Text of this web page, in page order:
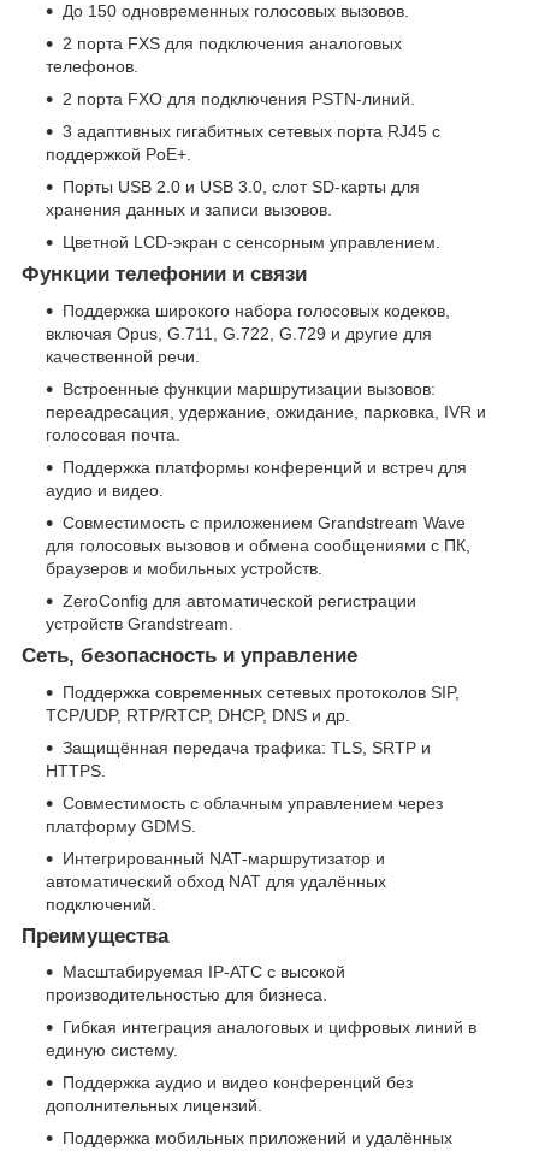
До 150 одновременных голосовых вызовов.
2 порта FXS для подключения аналоговых
телефонов.
2 порта FXO для подключения PSTN‑линий.
3 адаптивных гигабитных сетевых порта RJ45 с
поддержкой PoE+.
Порты USB 2.0 и USB 3.0, слот SD‑карты для
хранения данных и записи вызовов.
Цветной LCD‑экран с сенсорным управлением.
Функции телефонии и связи
Поддержка широкого набора голосовых кодеков,
включая Opus, G.711, G.722, G.729 и другие для
качественной речи.
Встроенные функции маршрутизации вызовов:
переадресация, удержание, ожидание, парковка, IVR и
голосовая почта.
Поддержка платформы конференций и встреч для
аудио и видео.
Совместимость с приложением Grandstream Wave
для голосовых вызовов и обмена сообщениями с ПК,
браузеров и мобильных устройств.
ZeroConfig для автоматической регистрации
устройств Grandstream.
Сеть, безопасность и управление
Поддержка современных сетевых протоколов SIP,
TCP/UDP, RTP/RTCP, DHCP, DNS и др.
Защищённая передача трафика: TLS, SRTP и
HTTPS.
Совместимость с облачным управлением через
платформу GDMS.
Интегрированный NAT‑маршрутизатор и
автоматический обход NAT для удалённых
подключений.
Преимущества
Масштабируемая IP‑АТС с высокой
производительностью для бизнеса.
Гибкая интеграция аналоговых и цифровых линий в
единую систему.
Поддержка аудио и видео конференций без
дополнительных лицензий.
Поддержка мобильных приложений и удалённых